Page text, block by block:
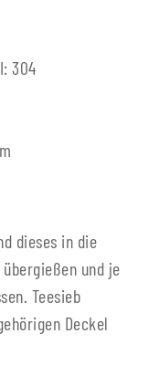
304
dieses in die
und je
Teesieb
Deckel